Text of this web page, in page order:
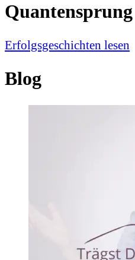
Erfolgsgeschichten lesen
Blog